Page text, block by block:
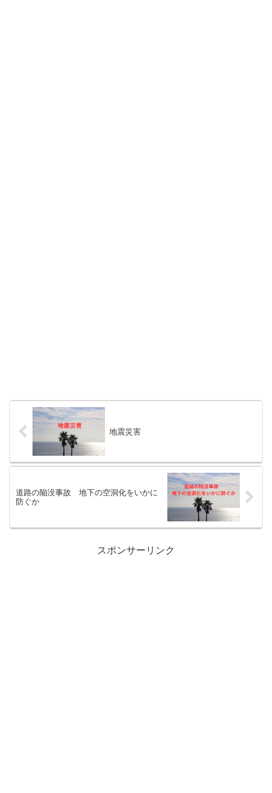
地震災害
道路の陥没事故 地下の空洞化をいかに
防ぐか
スポンサーリンク